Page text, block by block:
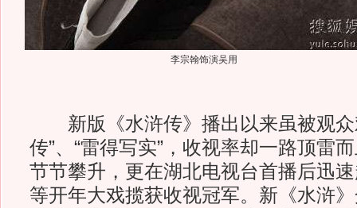
李宗翰饰演吴用
新版《水浒传》播出以来虽被观众
传”、“雷得写实”，收视率却一路顶雷
节节攀升，更在湖北电视台首播后迅
等开年大戏揽获收视冠军。新《水浒